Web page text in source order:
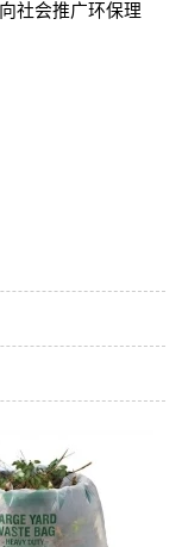
社会推广环保理